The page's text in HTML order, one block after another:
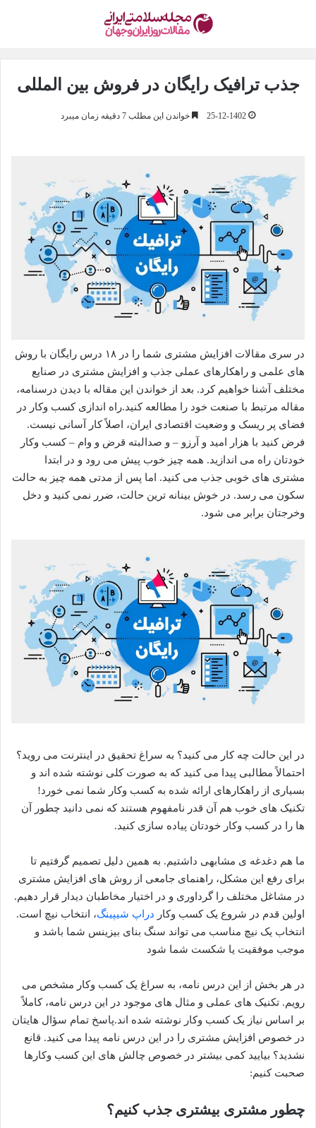
جذب ترافیک رایگان در فروش بین المللی
25-12-1402 خواندن این مطلب 7 دقیقه زمان میبرد
در سری مقالات افزایش مشتری شما را در ۱۸ درس رایگان با روش
های علمی و راهکارهای عملی جذب و افزایش مشتری در صنایع
مختلف آشنا خواهیم کرد. بعد از خواندن این مقاله با دیدن درسنامه،
مقاله مرتبط با صنعت خود را مطالعه کنید.راه اندازی کسب وکار در
فضای پر ریسک و وضعیت اقتصادی ایران، اصلاً کار آسانی نیست.
فرض کنید با هزار امید و آرزو – و صدالبته قرض و وام – کسب وکار
خودتان راه می اندازید. همه چیز خوب پیش می رود و در ابتدا
مشتری های خوبی جذب می کنید. اما پس از مدتی همه چیز به حالت
سکون می رسد. در خوش بینانه ترین حالت، ضرر نمی کنید و دخل
وخرجتان برابر می شود.
در این حالت چه کار می کنید؟ به سراغ تحقیق در اینترنت می روید؟
احتمالاً مطالبی پیدا می کنید که به صورت کلی نوشته شده اند و
بسیاری از راهکارهای ارائه شده به کسب وکار شما نمی خورد!
تکنیک های خوب هم آن قدر نامفهوم هستند که نمی دانید چطور آن
ها را در کسب وکار خودتان پیاده سازی کنید.
ما هم دغدغه ی مشابهی داشتیم. به همین دلیل تصمیم گرفتیم تا
برای رفع این مشکل، راهنمای جامعی از روش های افزایش مشتری
در مشاغل مختلف را گرداوری و در اختیار مخاطبان دیدار قرار دهیم.
اولین قدم در شروع یک کسب وکار دراپ شیپینگ، انتخاب نیچ است.
انتخاب یک نیچ مناسب می تواند سنگ بنای بیزینس شما باشد و
موجب موفقیت یا شکست شما شود
در هر بخش از این درس نامه، به سراغ یک کسب وکار مشخص می
رویم. تکنیک های عملی و مثال های موجود در این درس نامه، کاملاً
بر اساس نیاز یک کسب وکار نوشته شده اند.پاسخ تمام سؤال هایتان
در خصوص افزایش مشتری را در این درس نامه پیدا می کنید. قانع
نشدید؟ بیایید کمی بیشتر در خصوص چالش های این کسب وکارها
صحبت کنیم:
چطور مشتری بیشتری جذب کنیم؟